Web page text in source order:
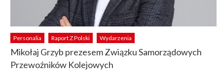
Personalia Raport Z Polski Wydarzenia
Mikołaj Grzyb prezesem Związku Samorządowych
Przewoźników Kolejowych